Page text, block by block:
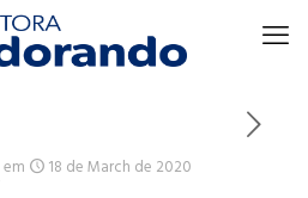
em 18 de March de 2020